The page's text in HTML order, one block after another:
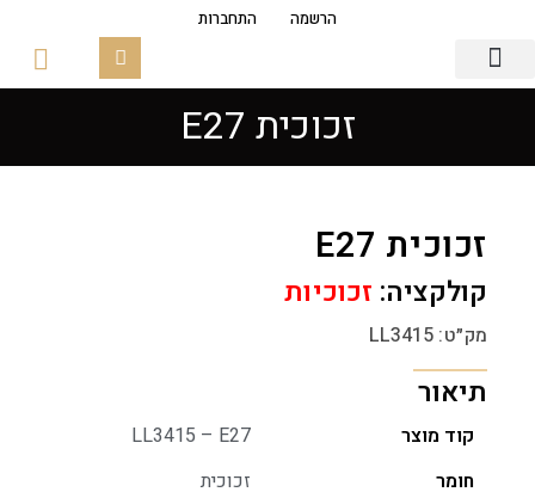
הרשמה התחברות
זכוכית E27
זכוכית E27
קולקציה: זכוכיות
מק״ט: LL3415
תיאור
קוד מוצר
LL3415 – E27
חומר
זכוכית